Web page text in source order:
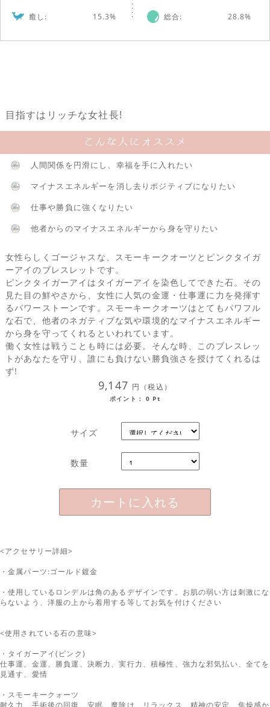
癒し: 15.3% 総合: 28.8%
目指すはリッチな女社長!
こんな人にオススメ
人間関係を円滑にし、幸福を手に入れたい
マイナスエネルギーを消し去りポジティブになりたい
仕事や勝負に強くなりたい
他者からのマイナスエネルギーから身を守りたい
女性らしくゴージャスな、スモーキークオーツとピンクタイガ
ーアイのブレスレットです。
ピンクタイガーアイはタイガーアイを染色してできた石。その
見た目の鮮やさから、女性に人気の金運・仕事運に力を発揮す
るパワーストーンです。スモーキークオーツはとてもパワフル
な石で、他者のネガティブな気や環境的なマイナスエネルギー
から身を守ってくれるといわれています。
働く女性は戦うことも時には必要。そんな時、このブレスレッ
トがあなたを守り、誰にも負けない勝負強さを授けてくれるは
ず!
9,147 円（税込）
ポイント：0 Pt
サイズ
数量
カートに入れる
<アクセサリー詳細>
・金属パーツ:ゴールド鍍金
・使用しているロンデルは角のあるデザインです。お肌の弱い方は刺激にな
らないよう、洋服の上から着用する等してお気を付けください
<使用されている石の意味>
・ タイガーアイ(ピンク)
仕事運、金運、勝負運、決断力、実行力、積極性、強力な邪気払い、全てを
見通す、愛情
・ スモーキークォーツ
耐久力、手術後の回復、安眠、魔除け、リラックス、精神の安定、焦燥感か